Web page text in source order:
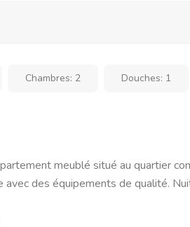
Chambres: 2 Douches: 1
meublé situé au quartier
avec des équipements de qualité.